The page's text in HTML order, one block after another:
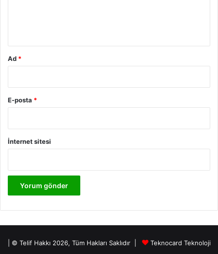
Ad *
E-posta *
İnternet sitesi
| © Telif Hakkı 2026, Tüm Hakları Saklıdır | Teknocard Teknoloji